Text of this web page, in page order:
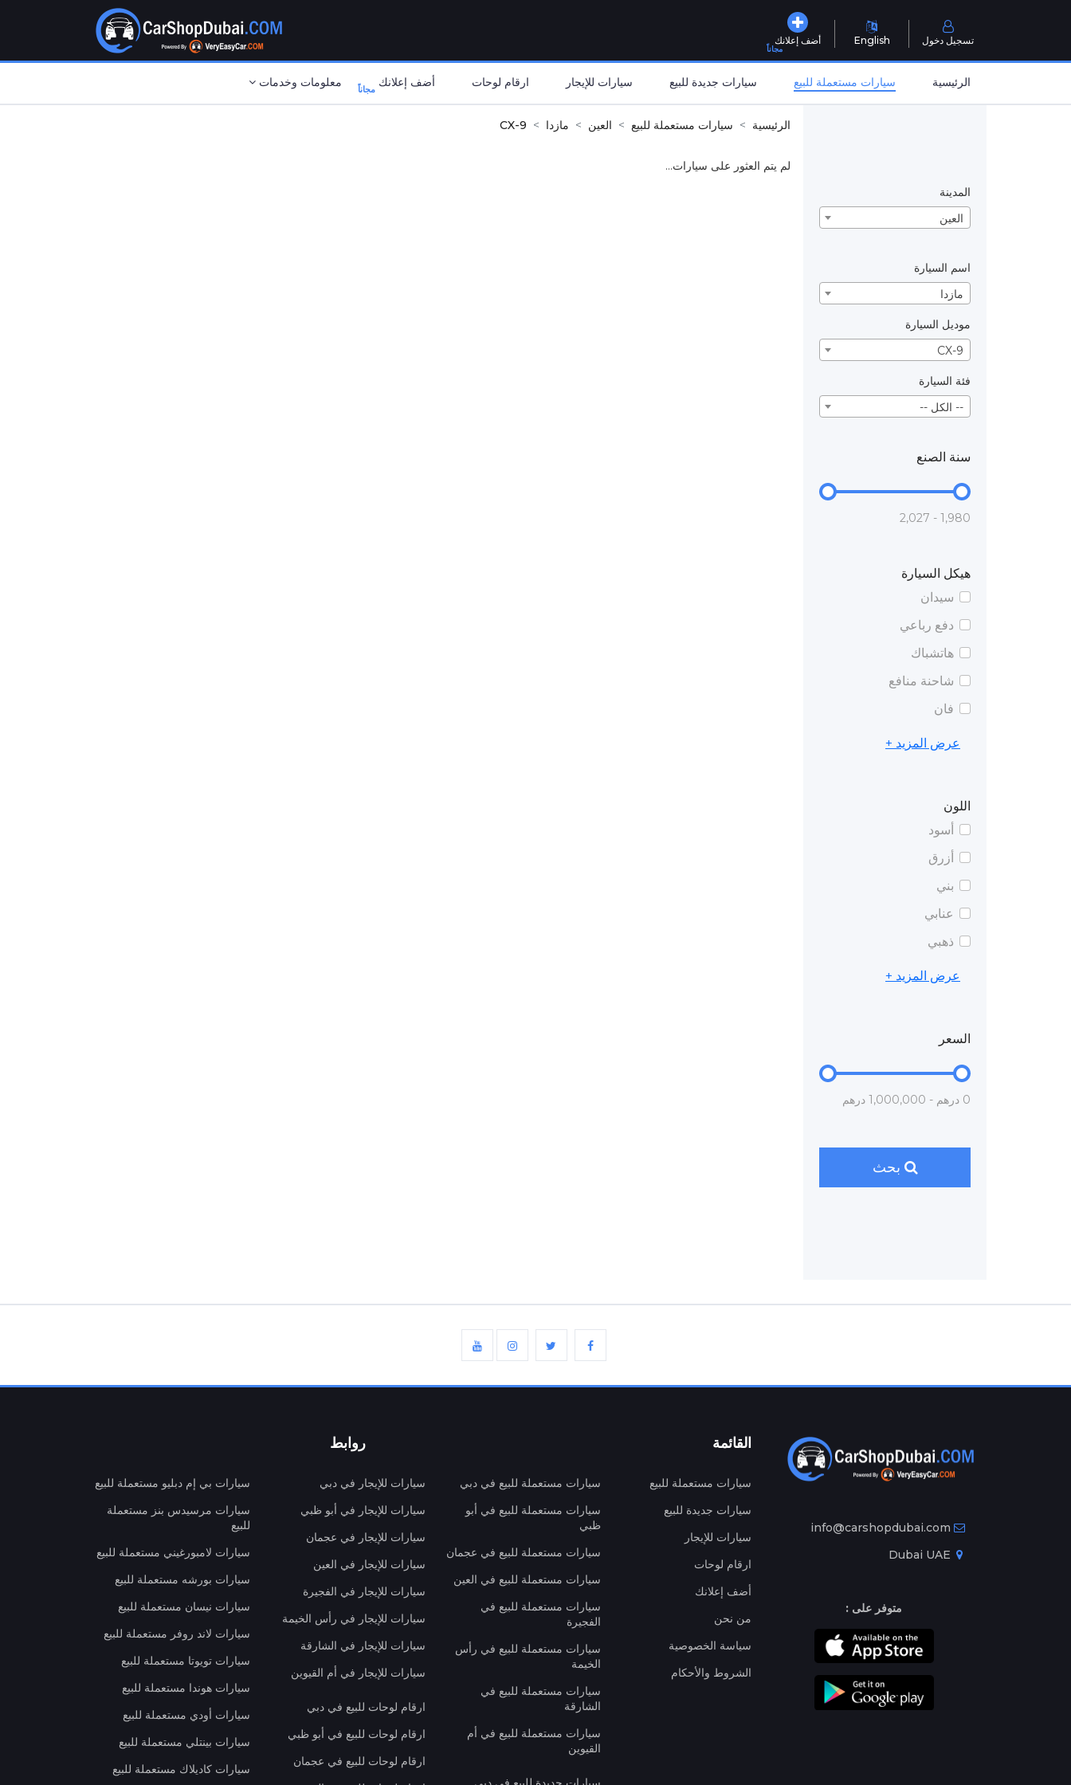
أضف إعلانك
مجاناً
English تسجيل دخول
الرئيسية سيارات مستعملة للبيع سيارات جديدة للبيع سيارات للإيجار ارقام لوحات أضف إعلانك مجاناً معلومات وخدمات
المدينة
العين
اسم السيارة
مازدا
موديل السيارة
CX-9
فئة السيارة
-- الكل --
سنة الصنع
1,980 - 2,027
هيكل السيارة
سيدان
دفع رباعي
هاتشباك
شاحنة منافع
فان
عرض المزيد +
اللون
أسود
أزرق
بني
عنابي
ذهبي
عرض المزيد +
السعر
0 درهم - 1,000,000 درهم
بحث
الرئيسية سيارات مستعملة للبيع العين مازدا CX-9
لم يتم العثور على سيارات...
info@carshopdubai.com
متوفر على :
القائمة
سيارات مستعملة للبيع
سيارات جديدة للبيع
سيارات للإيجار
ارقام لوحات
أضف إعلانك
من نحن
سياسة الخصوصية
الشروط والأحكام
روابط
سيارات مستعملة للبيع في دبي
سيارات مستعملة للبيع في أبو
ظبي
سيارات مستعملة للبيع في عجمان
سيارات مستعملة للبيع في العين
سيارات مستعملة للبيع في
الفجيرة
سيارات مستعملة للبيع في رأس
الخيمة
سيارات مستعملة للبيع في
الشارقة
سيارات مستعملة للبيع في أم
القيوين
سيارات للإيجار في دبي
سيارات للإيجار في أبو ظبي
سيارات للإيجار في عجمان
سيارات للإيجار في العين
سيارات للإيجار في الفجيرة
سيارات للإيجار في رأس الخيمة
سيارات للإيجار في الشارقة
سيارات للإيجار في أم القيوين
ارقام لوحات للبيع في دبي
ارقام لوحات للبيع في أبو ظبي
ارقام لوحات للبيع في عجمان
سيارات بي إم دبليو مستعملة للبيع
سيارات مرسيدس بنز مستعملة
للبيع
سيارات لامبورغيني مستعملة للبيع
سيارات بورشه مستعملة للبيع
سيارات نيسان مستعملة للبيع
سيارات لاند روفر مستعملة للبيع
سيارات تويوتا مستعملة للبيع
سيارات هوندا مستعملة للبيع
سيارات أودي مستعملة للبيع
سيارات بينتلي مستعملة للبيع
سيارات كاديلاك مستعملة للبيع